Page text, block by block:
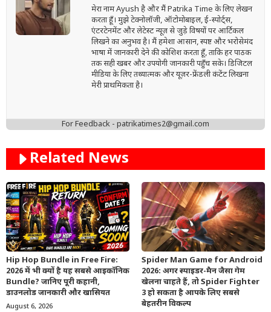
मेरा नाम Ayush है और मैं Patrika Time के लिए लेखन
करता हूँ। मुझे टेक्नोलॉजी, ऑटोमोबाइल, ई-स्पोर्ट्स,
एंटरटेनमेंट और लेटेस्ट न्यूज़ से जुड़े विषयों पर आर्टिकल
लिखने का अनुभव है। मैं हमेशा आसान, स्पष्ट और भरोसेमंद
भाषा में जानकारी देने की कोशिश करता हूँ, ताकि हर पाठक
तक सही खबर और उपयोगी जानकारी पहुँच सके। डिजिटल
मीडिया के लिए तथ्यात्मक और यूज़र-फ्रेंडली कंटेंट लिखना
मेरी प्राथमिकता है।
For Feedback - patrikatimes2@gmail.com
Related News
Hip Hop Bundle in Free Fire:
2026 में भी क्यों है यह सबसे आइकॉनिक
Bundle? जानिए पूरी कहानी,
डाउनलोड जानकारी और खासियत
August 6, 2026
Spider Man Game for Android
2026: अगर स्पाइडर-मैन जैसा गेम
खेलना चाहते हैं, तो Spider Fighter
3 हो सकता है आपके लिए सबसे
बेहतरीन विकल्प